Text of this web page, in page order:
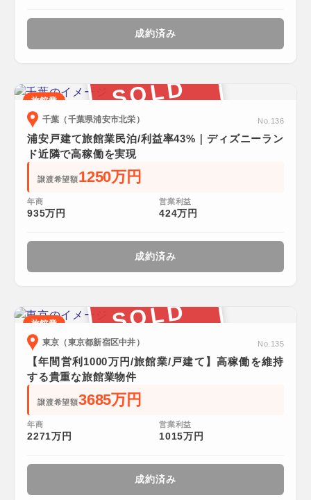
成約済み
SOLD
旅館業
千葉（千葉県浦安市北栄）
No.136
浦安戸建て旅館業民泊/利益率43%｜ディズニーラン
ド近隣で高稼働を実現
譲渡希望額1250万円
年商
935万円
営業利益
424万円
成約済み
SOLD
旅館業
東京（東京都新宿区中井）
No.135
【年間営利1000万円/旅館業/戸建て】高稼働を維持
する貴重な旅館業物件
譲渡希望額3685万円
年商
2271万円
営業利益
1015万円
成約済み